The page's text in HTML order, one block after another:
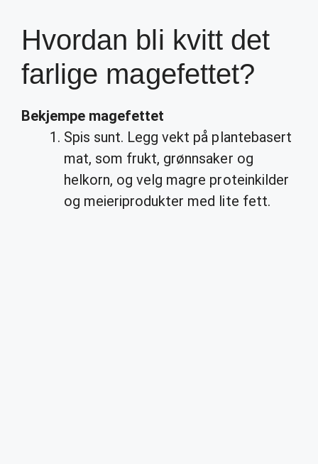
Hvordan bli kvitt det
farlige magefettet?
Bekjempe magefettet
Spis sunt. Legg vekt på plantebasert
mat, som frukt, grønnsaker og
helkorn, og velg magre proteinkilder
og meieriprodukter med lite fett.